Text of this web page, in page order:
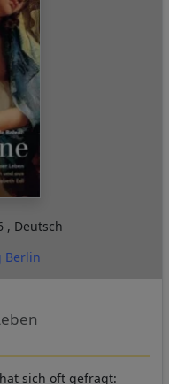
, Deutsch
Berlin
sich oft gefragt: